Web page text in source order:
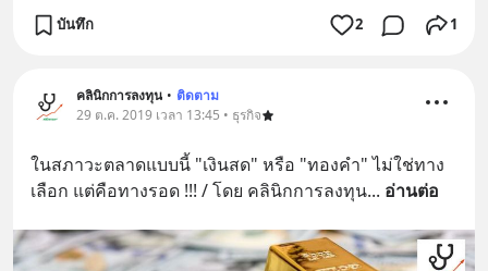
บันทึก 2 1
คลินิกการลงทุน • ติดตาม
29 ต.ค. 2019 เวลา 13:45 • ธุรกิจ
ในสภาวะตลาดแบบนี้ "เงินสด" หรือ "ทองคำ" ไม่ใช่ทาง
เลือก แต่คือทางรอด !!! / โดย คลินิกการลงทุน... อ่านต่อ